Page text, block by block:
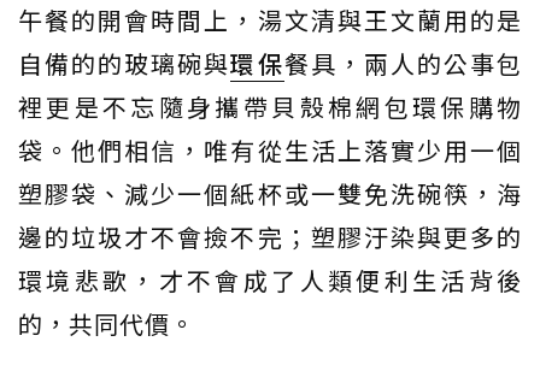
午餐的開會時間上，湯文清與王文蘭用的是
自備的的玻璃碗與環保餐具，兩人的公事包
裡更是不忘隨身攜帶貝殼棉網包環保購物
袋。他們相信，唯有從生活上落實少用一個
塑膠袋、減少一個紙杯或一雙免洗碗筷，海
邊的垃圾才不會撿不完；塑膠汙染與更多的
環境悲歌，才不會成了人類便利生活背後
的，共同代價。